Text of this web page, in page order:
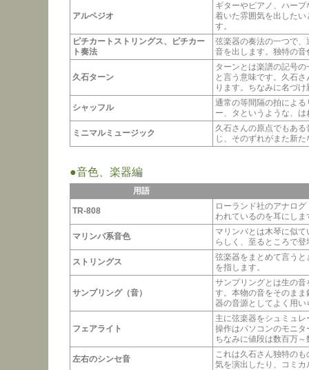
アルペジオ
ギターやピアノ、ハー
着いた雰囲気を出した
す。
ピチカートストリングス、ピチカー
ト奏法
弦楽器の奏法の一つで
音を出します。独特の
久石ターン
ターンとは楽譜の記号
と言う意味です。久石
ります。ちなみに名づ
シャッフル
通常の等間隔の拍によ
ー、タというような、
ミニマルミュージック
久石さんの原点でもあ
じ、そのずれがまた新
●音色、楽器編
用語
TR-808
ローランド社のアナロ
われているのを耳にし
マリンバ系音色
マリンバとは木琴に似
らしく、至るところで登
ストリングス
弦楽器をまとめて言う
を指します。
サンプリング（音）
サンプリングとは生の
す。本物の音をそのま
器の音源としてよく用い
フェアライト
主に弦楽器をシュミュ
操作はパソコンのモニ
ちなみに値段は数百万
左右のシンセ音
これは久石さん独特の
気を演出したり、コミ